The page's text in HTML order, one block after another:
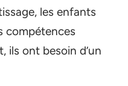
les enfants
compétences
ils ont besoin d’un